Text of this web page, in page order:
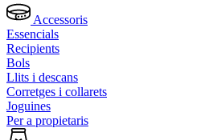
Accessoris
Essencials
Recipients
Bols
Llits i descans
Corretges i collarets
Joguines
Per a propietaris